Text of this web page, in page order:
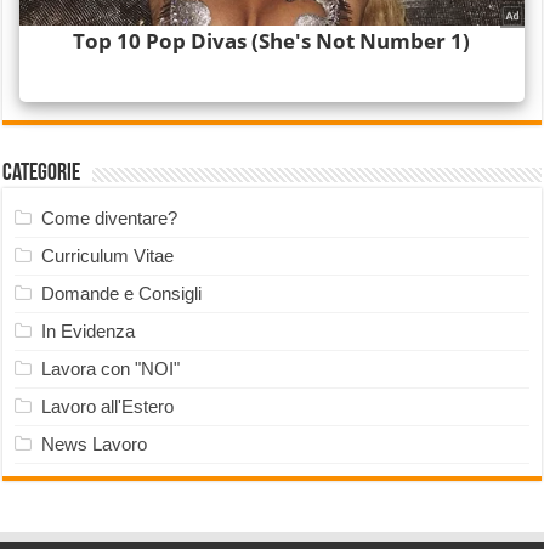
Categorie
Come diventare?
Curriculum Vitae
Domande e Consigli
In Evidenza
Lavora con "NOI"
Lavoro all'Estero
News Lavoro